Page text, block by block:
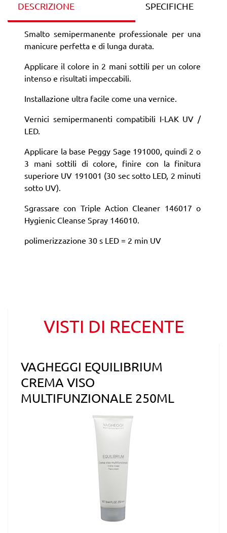
DESCRIZIONE SPECIFICHE
Smalto semipermanente professionale per una
manicure perfetta e di lunga durata.
Applicare il colore in 2 mani sottili per un colore
intenso e risultati impeccabili.
Installazione ultra facile come una vernice.
Vernici semipermanenti compatibili I-LAK UV /
LED.
Applicare la base Peggy Sage 191000, quindi 2 o
3 mani sottili di colore, finire con la finitura
superiore UV 191001 (30 sec sotto LED, 2 minuti
sotto UV).
Sgrassare con Triple Action Cleaner 146017 o
Hygienic Cleanse Spray 146010.
polimerizzazione 30 s LED = 2 min UV
VISTI DI RECENTE
VAGHEGGI EQUILIBRIUM
CREMA VISO
MULTIFUNZIONALE 250ML